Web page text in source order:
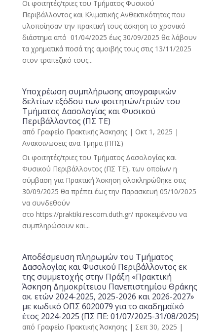
Οι φοιτητές/τριες του Τμήματος Φυσικού
Περιβάλλοντος και Κλιματικής Ανθεκτικότητας που
υλοποίησαν την πρακτική τους άσκηση το χρονικό
διάστημα από 01/04/2025 έως 30/09/2025 θα λάβουν
τα χρηματικά ποσά της αμοιβής τους στις 13/11/2025
στον τραπεζικό τους...
Υποχρέωση συμπλήρωσης απογραφικών
δελτίων εξόδου των φοιτητών/τριών του
Τμήματος Δασολογίας και Φυσικού
Περιβάλλοντος (ΠΣ ΤΕ)
από Γραφείο Πρακτικής Άσκησης| Οκτ 1, 2025 |
Ανακοινωσεις ανα Τμημα (ΠΠΣ)
Οι φοιτητές/τριες του Τμήματος Δασολογίας και
Φυσικού Περιβάλλοντος (ΠΣ ΤΕ), των οποίων η
σύμβαση για Πρακτική Άσκηση ολοκληρώθηκε στις
30/09/2025 θα πρέπει έως την Παρασκευή 05/10/2025
να συνδεθούν
στο https://praktiki.rescom.duth.gr/ προκειμένου να
συμπληρώσουν και...
Αποδέσμευση πληρωμών του Τμήματος
Δασολογίας και Φυσικού Περιβάλλοντος εκ
της συμμετοχής στην Πράξη «Πρακτική
Άσκηση Δημοκρίτειου Πανεπιστημίου Θράκης
ακ. ετών 2024-2025, 2025-2026 και 2026-2027»
με κωδικό ΟΠΣ 6020079 για το ακαδημαϊκό
έτος 2024-2025 (ΠΣ ΠΕ: 01/07/2025-31/08/2025)
από Γραφείο Πρακτικής Άσκησης| Σεπ 30, 2025 |